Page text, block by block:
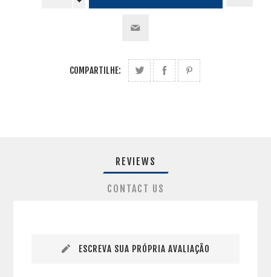
COMPARTILHE:
REVIEWS
CONTACT US
ESCREVA SUA PRÓPRIA AVALIAÇÃO